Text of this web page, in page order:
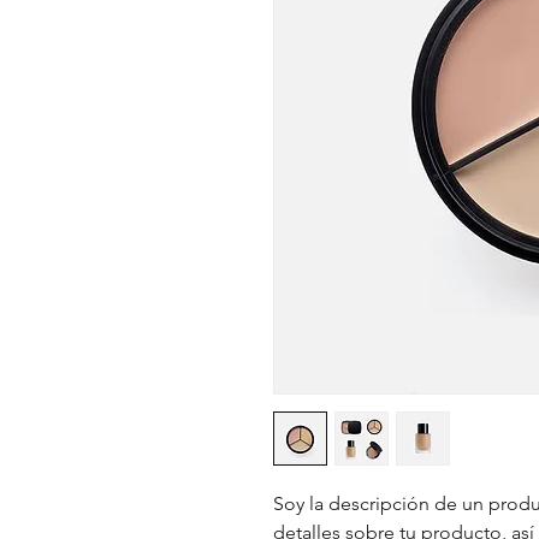
Soy la descripción de un
detalles sobre tu producto,